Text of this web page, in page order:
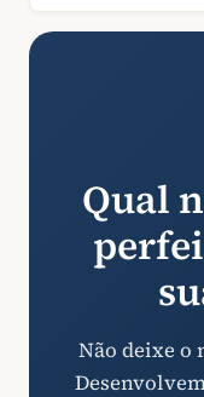
Qual
Não deixe o